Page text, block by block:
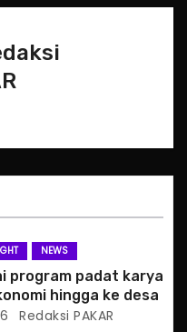
NEWS
program padat karya
hingga ke desa
Redaksi PAKAR